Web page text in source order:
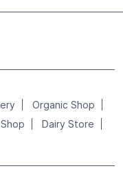
Organic Shop
Dairy Store